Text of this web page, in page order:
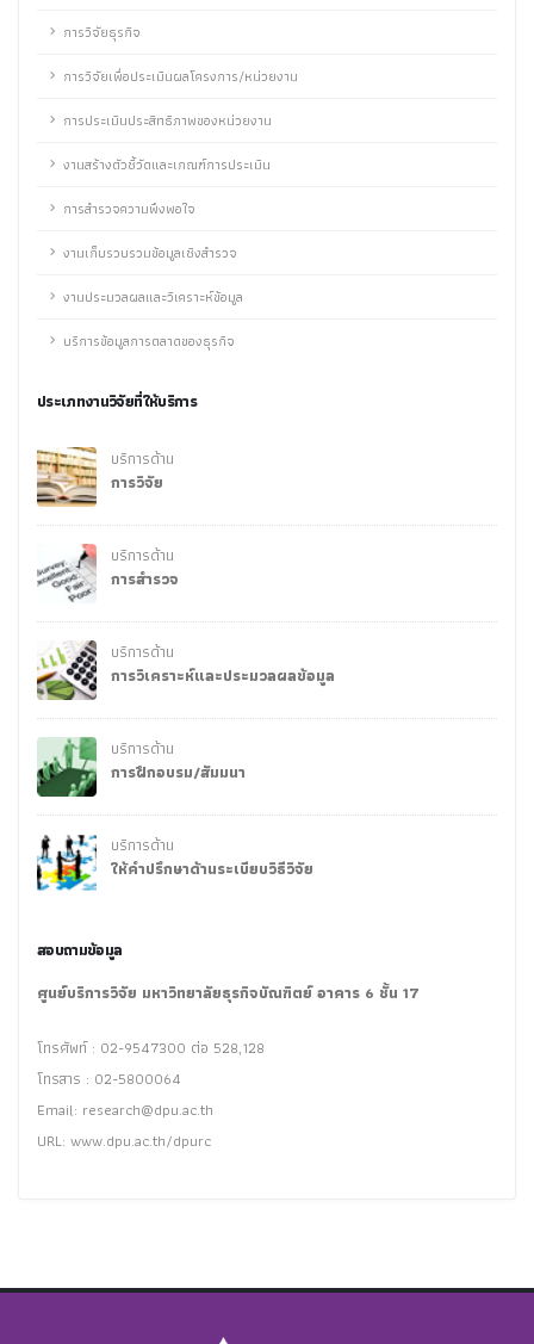
การวิจัยธุรกิจ
การวิจัยเพื่อประเมินผลโครงการ/หน่วยงาน
การประเมินประสิทธิภาพของหน่วยงาน
งานสร้างตัวชี้วัดและเกณฑ์การประเมิน
การสำรวจความพึงพอใจ
งานเก็บรวบรวมข้อมูลเชิงสำรวจ
งานประมวลผลและวิเคราะห์ข้อมูล
บริการข้อมูลการตลาดของธุรกิจ
ประเภทงานวิจัยที่ให้บริการ
บริการด้าน
การวิจัย
บริการด้าน
การสำรวจ
บริการด้าน
การวิเคราะห์และประมวลผลข้อมูล
บริการด้าน
การฝึกอบรม/สัมมนา
บริการด้าน
ให้คำปรึกษาด้านระเบียบวิธีวิจัย
สอบถามข้อมูล
ศูนย์บริการวิจัย มหาวิทยาลัยธุรกิจบัณฑิตย์ อาคาร 6 ชั้น 17
โทรศัพท์ : 02-9547300 ต่อ 528,128
โทรสาร : 02-5800064
Email: research@dpu.ac.th
URL: www.dpu.ac.th/dpurc